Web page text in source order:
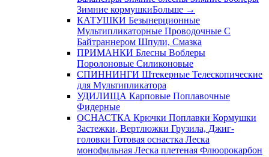
Зимние кормушкиБольше →
КАТУШКИ Безынерционные
Мультипликаторные Проводочные С
Байтраннером Шпули, Смазка
ПРИМАНКИ Блесны Воблеры
Поролоновые Силиконовые
СПИННИНГИ Штекерные Телескопические
для Мультипликатора
УДИЛИЩА Карповые Поплавочные
Фидерные
ОСНАСТКА Крючки Поплавки Кормушки
Застежки, Вертлюжки Грузила, Джиг-
головки Готовая оснастка Леска
монофильная Леска плетеная Флюорокарбон